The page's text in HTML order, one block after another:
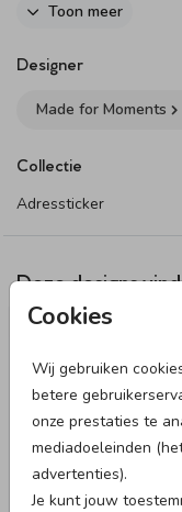
Cookies
Wij gebruiken
betere
onze prestaties te
mediadoeleinden
advertenties).
Je kunt jouw
Toon meer
Designer
Made for Moments
Collectie
Adressticker
Deze designs